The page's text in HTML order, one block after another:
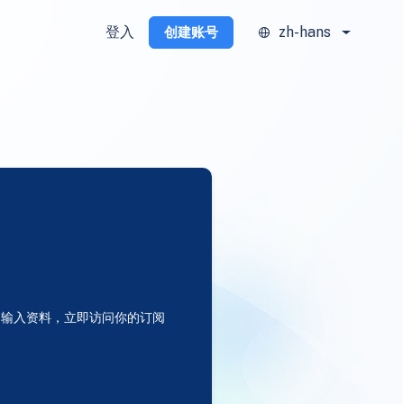
登入 创建账号 zh-hans
输入资料，立即访问你的订阅